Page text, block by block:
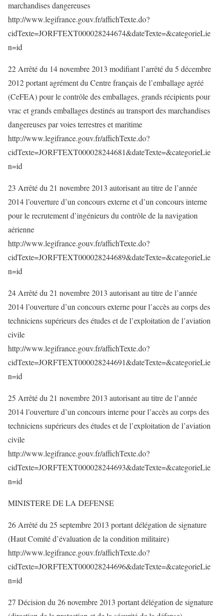
marchandises dangereuses
http://www.legifrance.gouv.fr/affichTexte.do?
cidTexte=JORFTEXT000028244674&dateTexte=&categorieLie
n=id
22 Arrêté du 14 novembre 2013 modifiant l’arrêté du 5 décembre
2012 portant agrément du Centre français de l’emballage agréé
(CeFEA) pour le contrôle des emballages, grands récipients pour
vrac et grands emballages destinés au transport des marchandises
dangereuses par voies terrestres et maritime
http://www.legifrance.gouv.fr/affichTexte.do?
cidTexte=JORFTEXT000028244681&dateTexte=&categorieLie
n=id
23 Arrêté du 21 novembre 2013 autorisant au titre de l’année
2014 l’ouverture d’un concours externe et d’un concours interne
pour le recrutement d’ingénieurs du contrôle de la navigation
aérienne
http://www.legifrance.gouv.fr/affichTexte.do?
cidTexte=JORFTEXT000028244689&dateTexte=&categorieLie
n=id
24 Arrêté du 21 novembre 2013 autorisant au titre de l’année
2014 l’ouverture d’un concours externe pour l’accès au corps des
techniciens supérieurs des études et de l’exploitation de l’aviation
civile
http://www.legifrance.gouv.fr/affichTexte.do?
cidTexte=JORFTEXT000028244691&dateTexte=&categorieLie
n=id
25 Arrêté du 21 novembre 2013 autorisant au titre de l’année
2014 l’ouverture d’un concours interne pour l’accès au corps des
techniciens supérieurs des études et de l’exploitation de l’aviation
civile
http://www.legifrance.gouv.fr/affichTexte.do?
cidTexte=JORFTEXT000028244693&dateTexte=&categorieLie
n=id
MINISTERE DE LA DEFENSE
26 Arrêté du 25 septembre 2013 portant délégation de signature
(Haut Comité d’évaluation de la condition militaire)
http://www.legifrance.gouv.fr/affichTexte.do?
cidTexte=JORFTEXT000028244696&dateTexte=&categorieLie
n=id
27 Décision du 26 novembre 2013 portant délégation de signature